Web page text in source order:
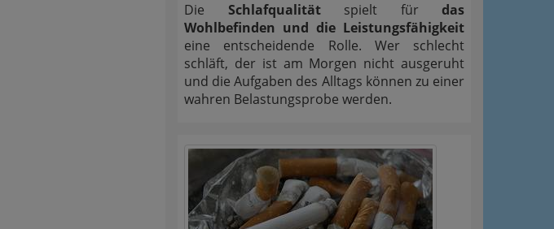
Die Schlafqualitätspielt für das
Wohlbefinden und die Leistungsfähigkeit
eine entscheidende Rolle. Wer schlecht
schläft, der ist am Morgen nicht ausgeruht
und die Aufgaben des Alltags können zu einer
wahren Belastungsprobe werden.